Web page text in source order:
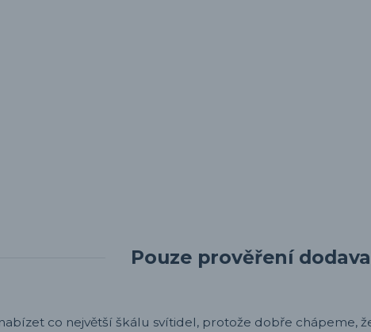
Pouze prověření
co největší škálu svítidel, protože dobře chápeme,